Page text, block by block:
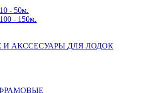
- 50м.
- 150м.
АКССЕСУАРЫ ДЛЯ ЛОДОК